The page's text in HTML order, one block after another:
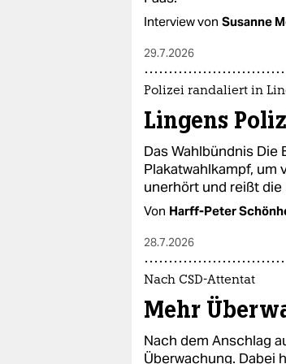
Interview von Susanne
29.7.2026
Polizei randaliert in
Lingens
Das Wahlbündnis Die
Plakatwahlkampf, um
unerhört und reißt die
Von Harff-Peter
28.7.2026
Nach CSD-Attentat
Mehr
Nach dem Anschlag
Überwachung. Dabei